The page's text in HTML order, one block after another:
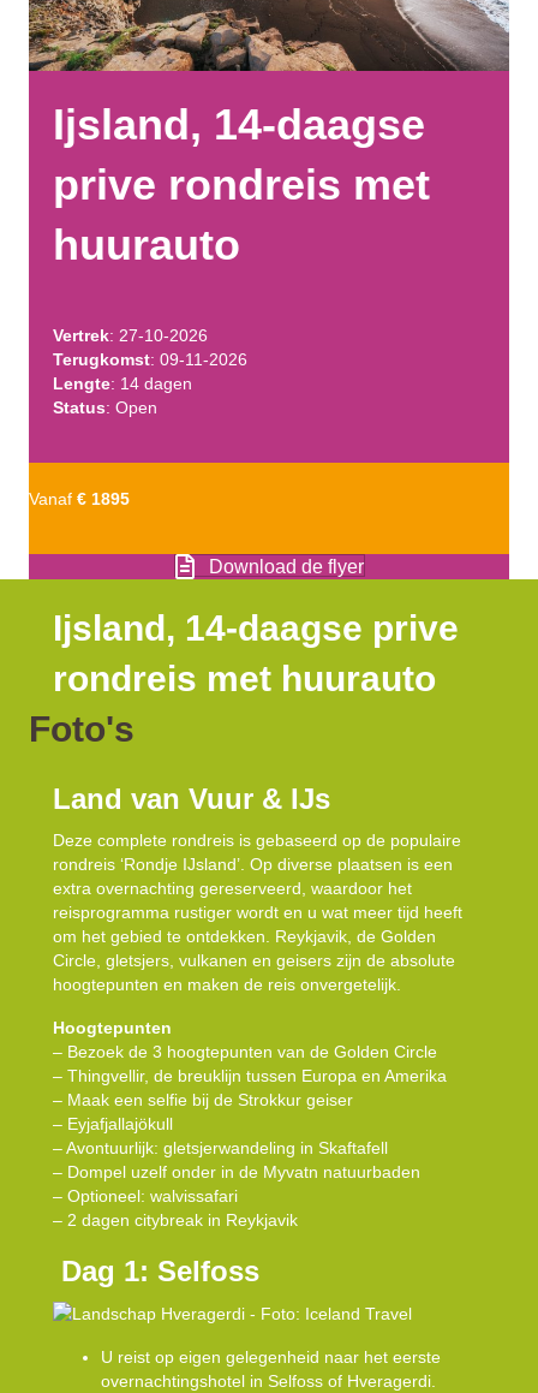
Ijsland, 14-daagse
prive rondreis met
huurauto
Vertrek: 27-10-2026
Terugkomst: 09-11-2026
Lengte: 14 dagen
Status: Open
Vanaf € 1895
Download de flyer
Ijsland, 14-daagse prive
rondreis met huurauto
Foto's
Land van Vuur & IJs
Deze complete rondreis is gebaseerd op de populaire
rondreis ‘Rondje IJsland’. Op diverse plaatsen is een
extra overnachting gereserveerd, waardoor het
reisprogramma rustiger wordt en u wat meer tijd heeft
om het gebied te ontdekken. Reykjavik, de Golden
Circle, gletsjers, vulkanen en geisers zijn de absolute
hoogtepunten en maken de reis onvergetelijk.
Hoogtepunten
– Bezoek de 3 hoogtepunten van de Golden Circle
– Thingvellir, de breuklijn tussen Europa en Amerika
– Maak een selfie bij de Strokkur geiser
– Eyjafjallajökull
– Avontuurlijk: gletsjerwandeling in Skaftafell
– Dompel uzelf onder in de Myvatn natuurbaden
– Optioneel: walvissafari
– 2 dagen citybreak in Reykjavik
Dag 1: Selfoss
U reist op eigen gelegenheid naar het eerste
overnachtingshotel in Selfoss of Hveragerdi.